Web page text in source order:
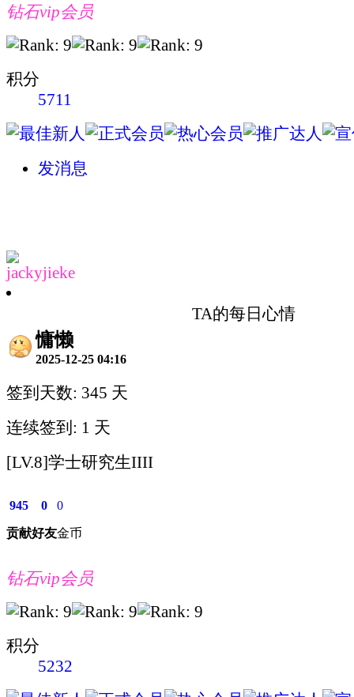
钻石vip会员
积分
5711
发消息
jackyjieke
TA的每日心情
慵懒
2025-12-25 04:16
签到天数: 345 天
连续签到: 1 天
[LV.8]学士研究生IIII
945
贡献
0
好友
0
金币
钻石vip会员
积分
5232